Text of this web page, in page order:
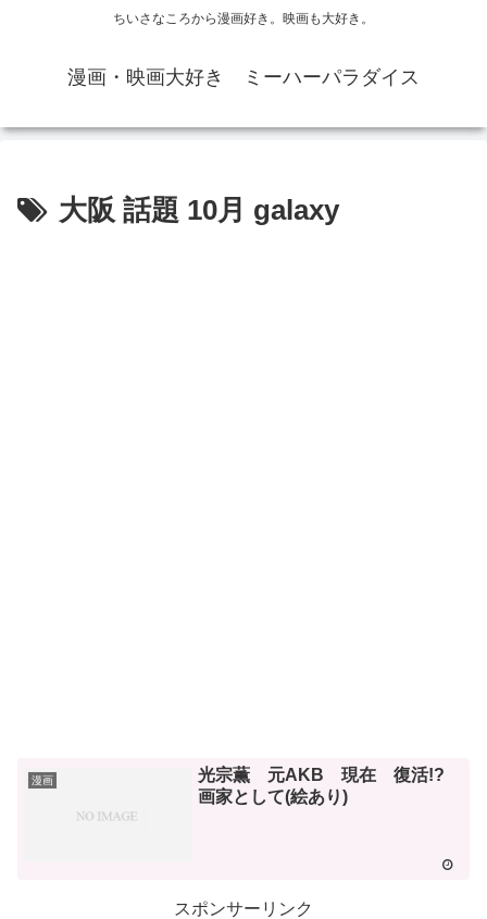
ちいさなころから漫画好き。映画も大好き。
漫画・映画大好き ミーハーパラダイス
大阪 話題 10月 galaxy
漫画
光宗薫 元AKB 現在 復活!?
画家として(絵あり)
スポンサーリンク